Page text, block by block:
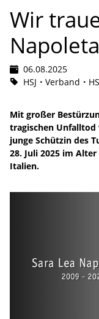
Wir
06.08.2025
HSJ
Verband
Mit großer
tragischen Unfalltod
junge Schützin des
28. Juli 2025 im
Italien.